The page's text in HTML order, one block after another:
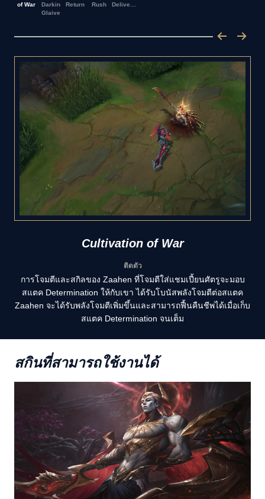
of War
Darkin
Glaive
Return
Rush
Cultivation of War
ติดตัว
การโจมตีและสกิลของ Zaahen ที่โจมตีใส่แชมเปี้ยนศัตรูจะมอบ
สแตค Determination ให้กับเขา ได้รับโบนัสพลังโจมตีต่อสแตค
Zaahen จะได้รับพลังโจมตีเพิ่มขึ้นและสามารถฟื้นคืนชีพได้เมื่อเก็บ
สแตค Determination จนเต็ม
สกินที่สามารถใช้งานได้